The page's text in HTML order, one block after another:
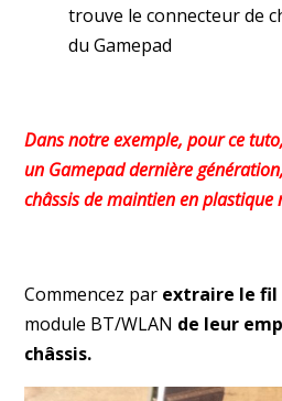
trouve le connecteur de
du Gamepad
Dans notre exemple, pour ce
un Gamepad dernière
châssis de maintien en plastique
Commencez par extraire le fil
module BT/WLAN de leur
châssis.